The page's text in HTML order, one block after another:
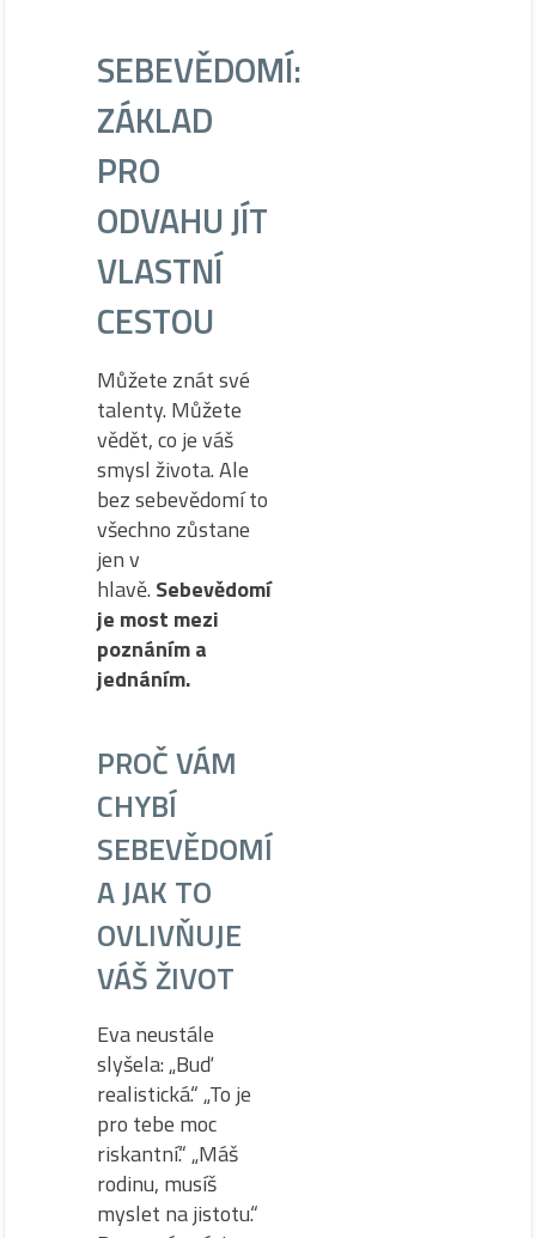
SEBEVĚDOMÍ:
ZÁKLAD
PRO
ODVAHU JÍT
VLASTNÍ
CESTOU
Můžete znát své
talenty. Můžete
vědět, co je váš
smysl života. Ale
bez sebevědomí to
všechno zůstane
jen v
hlavě. Sebevědomí
je most mezi
poznáním a
jednáním.
PROČ VÁM
CHYBÍ
SEBEVĚDOMÍ
A JAK TO
OVLIVŇUJE
VÁŠ ŽIVOT
Eva neustále
slyšela: „Buď
realistická.“ „To je
pro tebe moc
riskantní.“ „Máš
rodinu, musíš
myslet na jistotu.“